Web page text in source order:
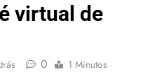
virtual de
0 1 Minutos